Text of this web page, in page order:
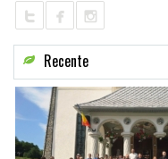
Recente